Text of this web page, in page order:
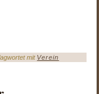
mit Verein